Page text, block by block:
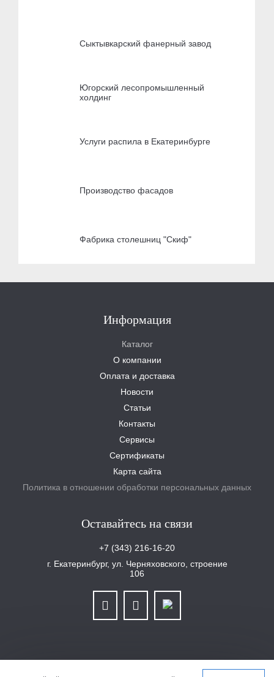
Сыктывкарский фанерный завод
Югорский лесопромышленный
холдинг
Услуги распила в Екатеринбурге
Производство фасадов
Фабрика столешниц "Скиф"
Информация
Каталог
О компании
Оплата и доставка
Новости
Статьи
Контакты
Сервисы
Сертификаты
Карта сайта
Политика в отношении обработки персональных данных
Оставайтесь на связи
+7 (343) 216-16-20
г. Екатеринбург, ул. Черняховского, строение
106
ООО «Уралплит» | ИНН/КПП 6679025768/667901001 | ОГРН 1126679029465